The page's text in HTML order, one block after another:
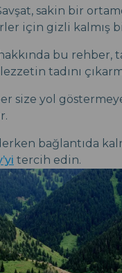
sakin bir
için gizli kalmış
hakkında bu
tadını
size yol
bağlantıda
tercih edin.